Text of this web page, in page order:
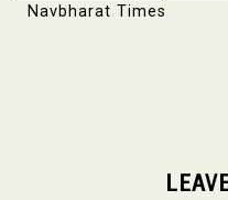
Navbharat Times